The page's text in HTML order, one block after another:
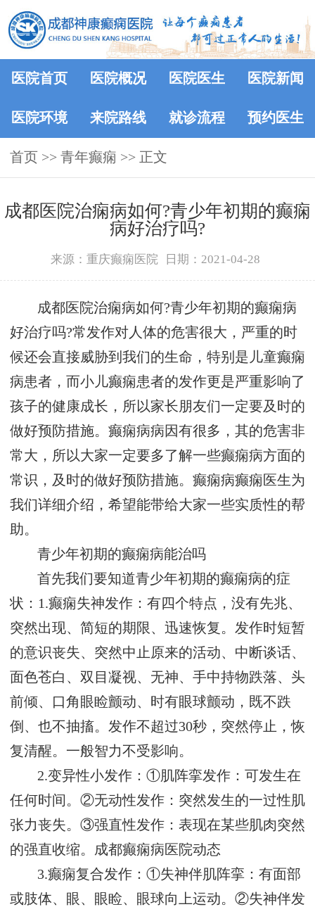
医院首页 医院概况 医院医生 医院新闻
医院环境 来院路线 就诊流程 预约医生
首页 >> 青年癫痫 >> 正文
​成都医院治痫病如何?青少年初期的癫痫
病好治疗吗?
来源：重庆癫痫医院 日期：2021-04-28
成都医院治痫病如何?青少年初期的癫痫病
好治疗吗?常发作对人体的危害很大，严重的时
候还会直接威胁到我们的生命，特别是儿童癫痫
病患者，而小儿癫痫患者的发作更是严重影响了
孩子的健康成长，所以家长朋友们一定要及时的
做好预防措施。癫痫病病因有很多，其的危害非
常大，所以大家一定要多了解一些癫痫病方面的
常识，及时的做好预防措施。癫痫病癫痫医生为
我们详细介绍，希望能带给大家一些实质性的帮
助。
青少年初期的癫痫病能治吗
首先我们要知道青少年初期的癫痫病的症
状：1.癫痫失神发作：有四个特点，没有先兆、
突然出现、简短的期限、迅速恢复。发作时短暂
的意识丧失、突然中止原来的活动、中断谈话、
面色苍白、双目凝视、无神、手中持物跌落、头
前倾、口角眼睑颤动、时有眼球颤动，既不跌
倒、也不抽搐。发作不超过30秒，突然停止，恢
复清醒。一般智力不受影响。
2.变异性小发作：①肌阵挛发作：可发生在
任何时间。②无动性发作：突然发生的一过性肌
张力丧失。③强直性发作：表现在某些肌肉突然
的强直收缩。 成都癫痫病医院动态
3.癫痫复合发作：①失神伴肌阵挛：有面部
或肢体、眼、眼睑、眼球向上运动。②失神伴发